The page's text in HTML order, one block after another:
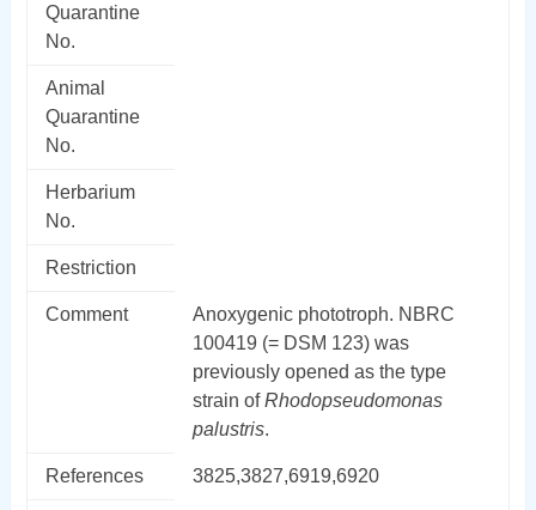
Quarantine
No.
Animal
Quarantine
No.
Herbarium
No.
Restriction
Comment
Anoxygenic phototroph. NBRC
100419 (= DSM 123) was
previously opened as the type
strain ofRhodopseudomonas
palustris.
References 3825,3827,6919,6920